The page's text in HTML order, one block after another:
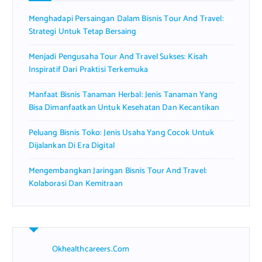
:Menghadapi Persaingan Dalam Bisnis Tour And Travel:
Strategi Untuk Tetap Bersaing
Menjadi Pengusaha Tour And Travel Sukses: Kisah
Inspiratif Dari Praktisi Terkemuka
Manfaat Bisnis Tanaman Herbal: Jenis Tanaman Yang
Bisa Dimanfaatkan Untuk Kesehatan Dan Kecantikan
Peluang Bisnis Toko: Jenis Usaha Yang Cocok Untuk
Dijalankan Di Era Digital
Mengembangkan Jaringan Bisnis Tour And Travel:
Kolaborasi Dan Kemitraan
Okhealthcareers.com